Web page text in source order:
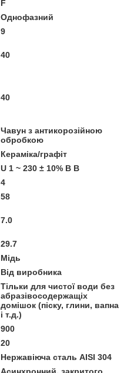
F
Однофазний
9
40
40
Чавун з антикорозійною
обробкою
Кераміка/графіт
U 1 ~ 230 ± 10% В В
4
58
7.0
29.7
Мідь
Від виробника
Тільки для чистої води без
абразівосодержащіх
домішок (піску, глини, вапна
і т.д.)
900
20
Нержавіюча сталь AISI 304
Асинхронний, закритого